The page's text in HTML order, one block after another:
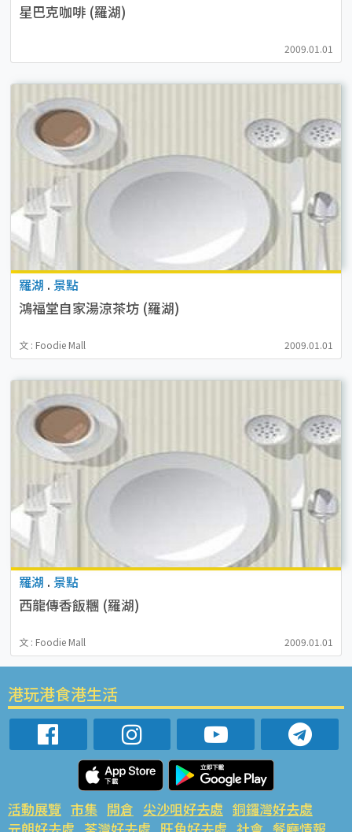
星巴克咖啡 (羅湖)
2009.01.01
羅湖 . 景點
鴻福堂自家湯涼茶坊 (羅湖)
文 : Foodie Mall 2009.01.01
羅湖 . 景點
西龍傳香飯糰 (羅湖)
文 : Foodie Mall 2009.01.01
港玩港食港生活
活動展覽 市集 開倉 尖沙咀好去處 銅鑼灣好去處